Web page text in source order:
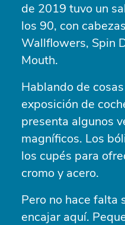
de 2019 tuvo un
los 90, con
Wallflowers, Spin
Mouth.
Hablando de
exposición de
presenta algunos
magníficos. Los
los cupés para
cromo y acero.
Pero no hace falta
encajar aquí.